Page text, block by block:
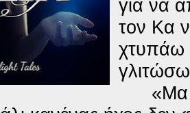
για να
τον Κα
χτυπάω
«Μα